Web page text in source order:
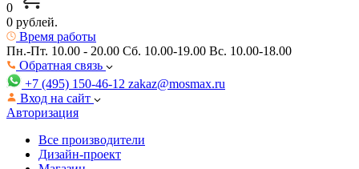
0
0 рублей.
Время работы
Пн.-Пт. 10.00 - 20.00 Сб. 10.00-19.00 Вс. 10.00-18.00
Обратная связь
+7 (495) 150-46-12 zakaz@mosmax.ru
Вход на сайт
Авторизация
Все производители
Дизайн-проект